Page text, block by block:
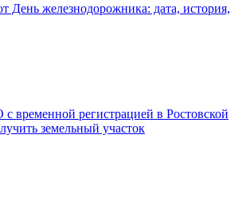
День железнодорожника: дата, история,
временной регистрацией в Ростовской
земельный участок